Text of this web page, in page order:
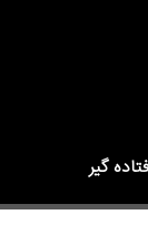
گیر